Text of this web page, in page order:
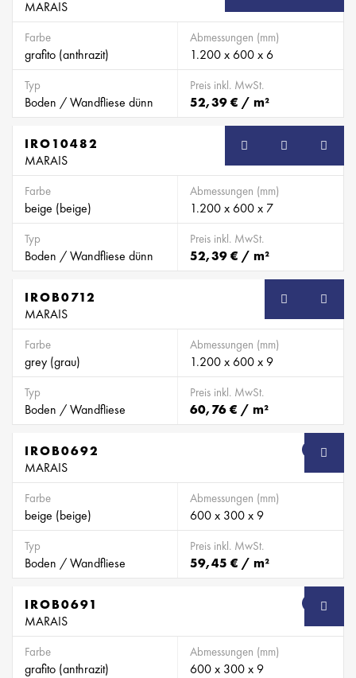
MARAIS
Farbe
grafito (anthrazit)
Abmessungen (mm)
1.200 x 600 x 6
Typ
Boden / Wandfliese dünn
Preis inkl. MwSt.
52,39 € / m²
IRO10482
MARAIS
Farbe
beige (beige)
Abmessungen (mm)
1.200 x 600 x 7
Typ
Boden / Wandfliese dünn
Preis inkl. MwSt.
52,39 € / m²
SB
IROB0712
MARAIS
Farbe
grey (grau)
Abmessungen (mm)
1.200 x 600 x 9
Typ
Boden / Wandfliese
Preis inkl. MwSt.
60,76 € / m²
SB
IROB0692
MARAIS
Farbe
beige (beige)
Abmessungen (mm)
600 x 300 x 9
Typ
Boden / Wandfliese
Preis inkl. MwSt.
59,45 € / m²
SB
IROB0691
MARAIS
Farbe
grafito (anthrazit)
Abmessungen (mm)
600 x 300 x 9